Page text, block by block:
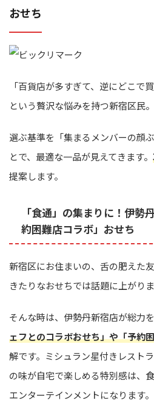
おせち
「百貨店が多すぎて、逆にどこで
という贅沢な悩みを持つ新宿区民。
選ぶ基準を「集まるメンバーの顔
とで、最適な一品が見えてきます。
提案します。
「食通」の集まりに！伊勢
約困難店コラボ」おせち
新宿区にお住まいの、舌の肥えた
きたりなおせちでは話題に上がりま
そんな時は、伊勢丹新宿店が総力
ェフとのコラボおせち」や「予約
解です。ミシュラン星付きレスト
の味が自宅で楽しめる特別感は、
エンターテインメントになります。